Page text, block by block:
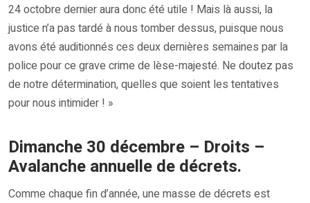
24 octobre dernier aura donc été utile ! Mais là aussi, la
justice n’a pas tardé à nous tomber dessus, puisque nous
avons été auditionnés ces deux dernières semaines par la
police pour ce grave crime de lèse-majesté. Ne doutez pas
de notre détermination, quelles que soient les tentatives
pour nous intimider ! »
Dimanche 30 décembre – Droits –
Avalanche annuelle de décrets.
Comme chaque fin d’année, une masse de décrets est